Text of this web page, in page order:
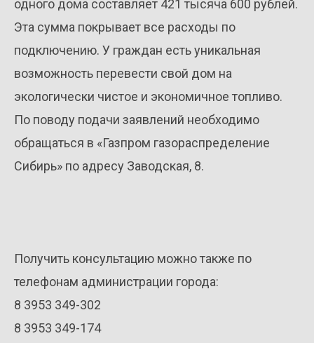
одного дома составляет 421 тысяча 600 рублей.
Эта сумма покрывает все расходы по
подключению. У граждан есть уникальная
возможность перевести свой дом на
экологически чистое и экономичное топливо.
По поводу подачи заявлений необходимо
обращаться в «Газпром газораспределение
Сибирь» по адресу Заводская, 8.
Получить консультацию можно также по
телефонам администрации города:
8 3953 349-302
8 3953 349-174